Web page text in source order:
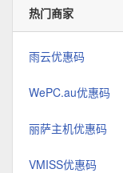
热门商家
雨云优惠码
WePC.au优惠码
丽萨主机优惠码
VMISS优惠码